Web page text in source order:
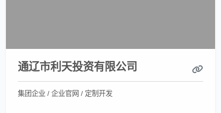
通辽市利天投资有限公司
集团企业 / 企业官网 / 定制开发